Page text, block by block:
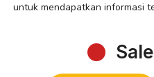
untuk mendapatkan informasi